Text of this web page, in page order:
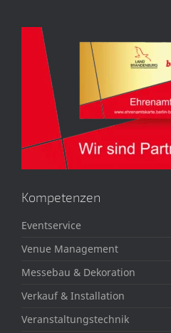
Kompetenzen
Eventservice
Venue Management
Messebau & Dekoration
Verkauf & Installation
Veranstaltungstechnik